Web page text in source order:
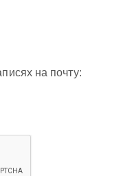
на почту: